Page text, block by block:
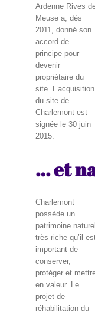
Ardenne Rives
Meuse a, dès
2011, donné son
accord de
principe pour
devenir
propriétaire du
site. L’acquisition
du site de
Charlemont est
signée le 30 juin
2015.
… et
Charlemont
possède un
patrimoine naturel
très riche qu’il
important de
conserver,
protéger et
en valeur. Le
projet de
réhabilitation du